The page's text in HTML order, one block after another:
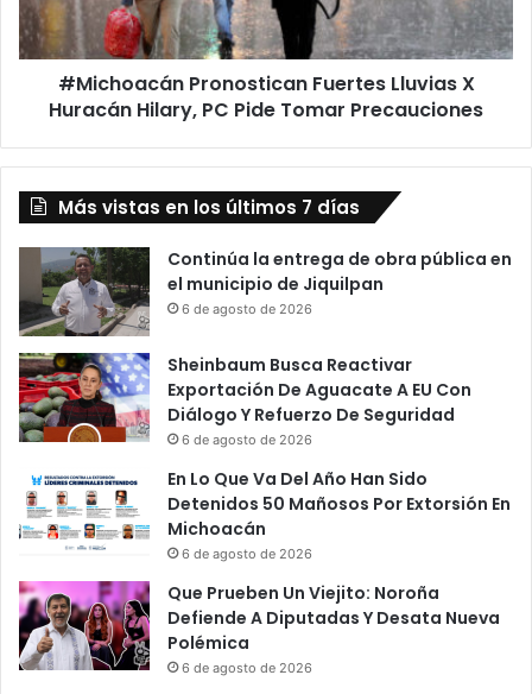
Hilary,
PC
Pide
Tomar
Precauciones
#Michoacán Pronostican Fuertes Lluvias X
Huracán Hilary, PC Pide Tomar Precauciones
Más vistas en los últimos 7 días
Continúa la entrega de obra pública en
el municipio de Jiquilpan
6 de agosto de 2026
Sheinbaum Busca Reactivar
Exportación De Aguacate A EU Con
Diálogo Y Refuerzo De Seguridad
6 de agosto de 2026
En Lo Que Va Del Año Han Sido
Detenidos 50 Mañosos Por Extorsión En
Michoacán
6 de agosto de 2026
Que Prueben Un Viejito: Noroña
Defiende A Diputadas Y Desata Nueva
Polémica
6 de agosto de 2026